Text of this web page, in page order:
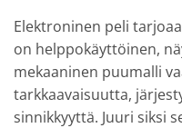
Elektroninen peli
on helppokäyttöinen,
mekaaninen puumalli
tarkkaavaisuutta,
sinnikkyyttä. Juuri siksi